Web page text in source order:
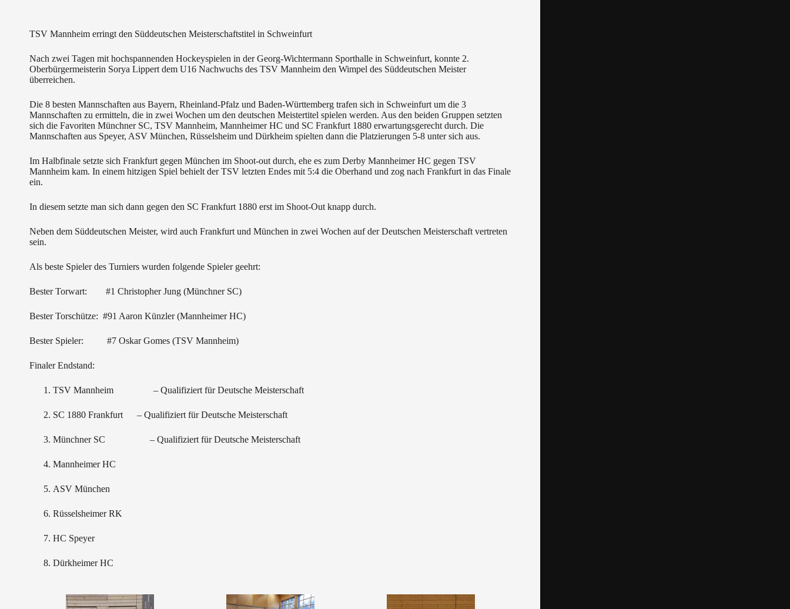
TSV Mannheim erringt den Süddeutschen Meisterschaftstitel in Schweinfurt
Nach zwei Tagen mit hochspannenden Hockeyspielen in der Georg-Wichtermann Sporthalle in Schweinfurt, konnte 2.
Oberbürgermeisterin Sorya Lippert dem U16 Nachwuchs des TSV Mannheim den Wimpel des Süddeutschen Meister
überreichen.
Die 8 besten Mannschaften aus Bayern, Rheinland-Pfalz und Baden-Württemberg trafen sich in Schweinfurt um die 3
Mannschaften zu ermitteln, die in zwei Wochen um den deutschen Meistertitel spielen werden. Aus den beiden Gruppen setzten
sich die Favoriten Münchner SC, TSV Mannheim, Mannheimer HC und SC Frankfurt 1880 erwartungsgerecht durch. Die
Mannschaften aus Speyer, ASV München, Rüsselsheim und Dürkheim spielten dann die Platzierungen 5-8 unter sich aus.
Im Halbfinale setzte sich Frankfurt gegen München im Shoot-out durch, ehe es zum Derby Mannheimer HC gegen TSV
Mannheim kam. In einem hitzigen Spiel behielt der TSV letzten Endes mit 5:4 die Oberhand und zog nach Frankfurt in das Finale
ein.
In diesem setzte man sich dann gegen den SC Frankfurt 1880 erst im Shoot-Out knapp durch.
Neben dem Süddeutschen Meister, wird auch Frankfurt und München in zwei Wochen auf der Deutschen Meisterschaft vertreten
sein.
Als beste Spieler des Turniers wurden folgende Spieler geehrt:
Bester Torwart: #1 Christopher Jung (Münchner SC)
Bester Torschütze: #91 Aaron Künzler (Mannheimer HC)
Bester Spieler: #7 Oskar Gomes (TSV Mannheim)
Finaler Endstand:
TSV Mannheim – Qualifiziert für Deutsche Meisterschaft
SC 1880 Frankfurt – Qualifiziert für Deutsche Meisterschaft
Münchner SC – Qualifiziert für Deutsche Meisterschaft
Mannheimer HC
ASV München
Rüsselsheimer RK
HC Speyer
Dürkheimer HC